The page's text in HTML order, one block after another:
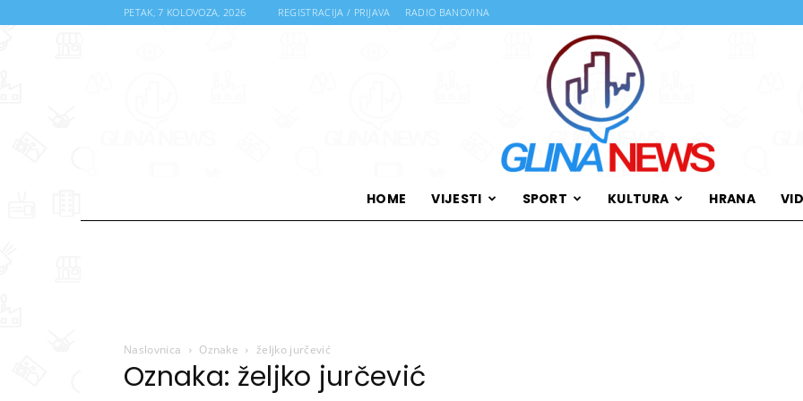
PETAK, 7 KOLOVOZA, 2026 REGISTRACIJA / PRIJAVA RADIO BANOVINA
HOME VIJESTI SPORT KULTURA HRANA
Naslovnica Oznake željko jurčević
Oznaka: željko jurčević